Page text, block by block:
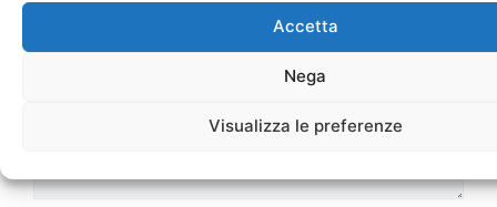
Accetta
Nega
Visualizza le preferenze